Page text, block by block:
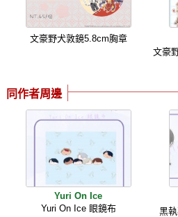
文豪野犬敦鏡5.8cm胸章
文豪
同作者周邊
Yuri On Ice
Yuri On Ice 眼鏡布
黑